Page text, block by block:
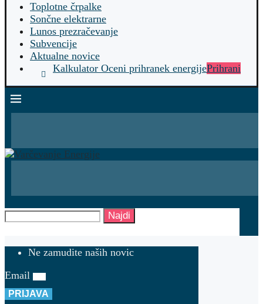
Toplotne črpalke
Sončne elektrarne
Lunos prezračevanje
Subvencije
Aktualne novice
Kalkulator Oceni prihranek energijePrihrani
Najdi
Ne zamudite naših novic
Email
PRIJAVA